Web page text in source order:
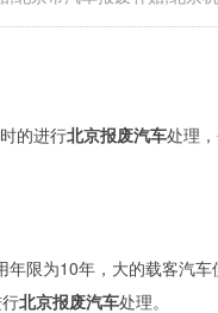
的进行北京报废汽车处理
限为10年，大的载客汽
北京报废汽车处理。